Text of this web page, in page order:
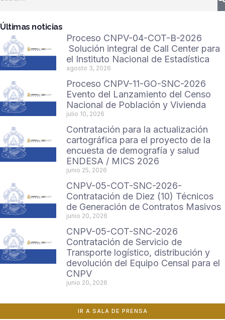
Últimas noticias
Proceso CNPV-04-COT-B-2026
Solución integral de Call Center para
el Instituto Nacional de Estadística
agosto 3, 2026
Proceso CNPV-11-GO-SNC-2026
Evento del Lanzamiento del Censo
Nacional de Población y Vivienda
julio 10, 2026
Contratación para la actualización
cartográfica para el proyecto de la
encuesta de demografía y salud
ENDESA / MICS 2026
junio 25, 2026
CNPV-05-COT-SNC-2026-
Contratación de Diez (10) Técnicos
de Generación de Contratos Masivos
junio 20, 2026
CNPV-05-COT-SNC-2026
Contratación de Servicio de
Transporte logístico, distribución y
devolución del Equipo Censal para el
CNPV
junio 20, 2026
IR A SALA DE PRENSA